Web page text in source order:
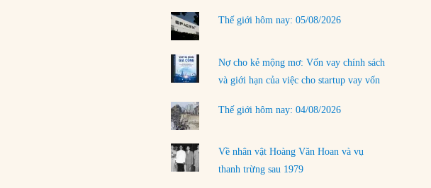
30/07/2026
tròn thân cận của mình
29/07/2026
Chiến dịch ‘siêu cường drone’ có giúp
Ukraine xoay chuyển cục diện chiến trường?
LOAD MORE
Thế giới hôm nay: 05/08/2026
Nợ cho kẻ mộng mơ: Vốn vay chính sách
và giới hạn của việc cho startup vay vốn
Thế giới hôm nay: 04/08/2026
Về nhân vật Hoàng Văn Hoan và vụ
thanh trừng sau 1979